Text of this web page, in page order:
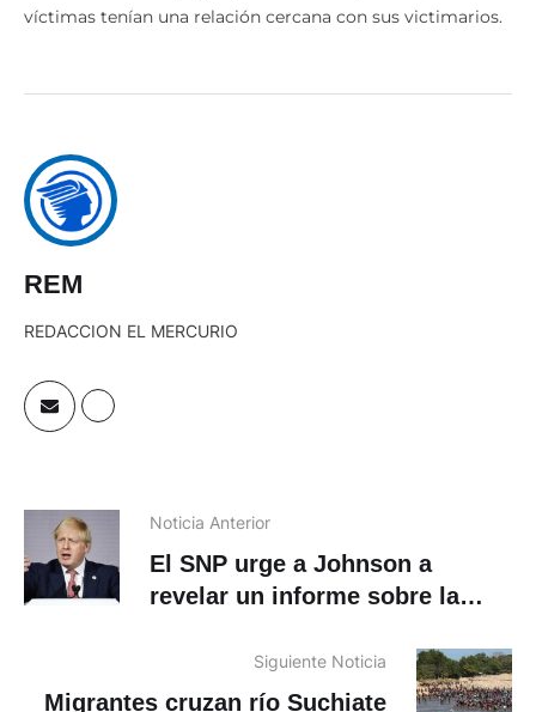
víctimas tenían una relación cercana con sus victimarios.
REM
REDACCION EL MERCURIO
Noticia Anterior
El SNP urge a Johnson a
revelar un informe sobre la
Siguiente Noticia
Migrantes cruzan río Suchiate